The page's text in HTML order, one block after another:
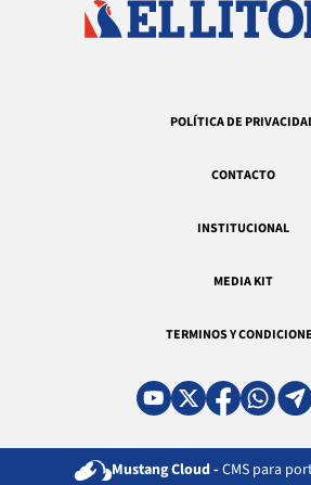
POLÍTICA DE
CONTACTO
INSTITUCIONAL
MEDIA KIT
TERMINOS Y
Mustang Cloud - CMS para